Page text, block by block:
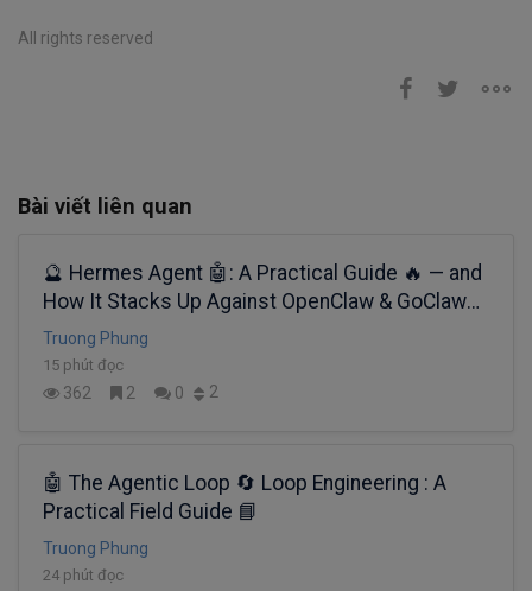
All rights reserved
Bài viết liên quan
🔮 Hermes Agent 🤖: A Practical Guide 🔥 — and
How It Stacks Up Against OpenClaw & GoClaw
📊
Truong Phung
15 phút đọc
362 2 0 2
🤖 The Agentic Loop 🔄 Loop Engineering : A
Practical Field Guide 📘
Truong Phung
24 phút đọc